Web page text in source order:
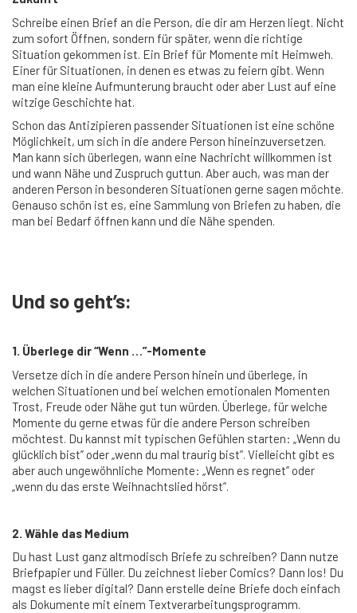
Schreibe einen Brief an die Person, die dir am Herzen liegt. Nicht
zum sofort Öffnen, sondern für später, wenn die richtige
Situation gekommen ist. Ein Brief für Momente mit Heimweh.
Einer für Situationen, in denen es etwas zu feiern gibt. Wenn
man eine kleine Aufmunterung braucht oder aber Lust auf eine
witzige Geschichte hat.
Schon das Antizipieren passender Situationen ist eine schöne
Möglichkeit, um sich in die andere Person hineinzuversetzen.
Man kann sich überlegen, wann eine Nachricht willkommen ist
und wann Nähe und Zuspruch guttun. Aber auch, was man der
anderen Person in besonderen Situationen gerne sagen möchte.
Genauso schön ist es, eine Sammlung von Briefen zu haben, die
man bei Bedarf öffnen kann und die Nähe spenden.
Und so geht’s:
1. Überlege dir “Wenn …”-Momente
Versetze dich in die andere Person hinein und überlege, in
welchen Situationen und bei welchen emotionalen Momenten
Trost, Freude oder Nähe gut tun würden. Überlege, für welche
Momente du gerne etwas für die andere Person schreiben
möchtest. Du kannst mit typischen Gefühlen starten: „Wenn du
glücklich bist” oder „wenn du mal traurig bist”. Vielleicht gibt es
aber auch ungewöhnliche Momente: „Wenn es regnet” oder
„wenn du das erste Weihnachtslied hörst”.
2. Wähle das Medium
Du hast Lust ganz altmodisch Briefe zu schreiben? Dann nutze
Briefpapier und Füller. Du zeichnest lieber Comics? Dann los! Du
magst es lieber digital? Dann erstelle deine Briefe doch einfach
als Dokumente mit einem Textverarbeitungsprogramm.